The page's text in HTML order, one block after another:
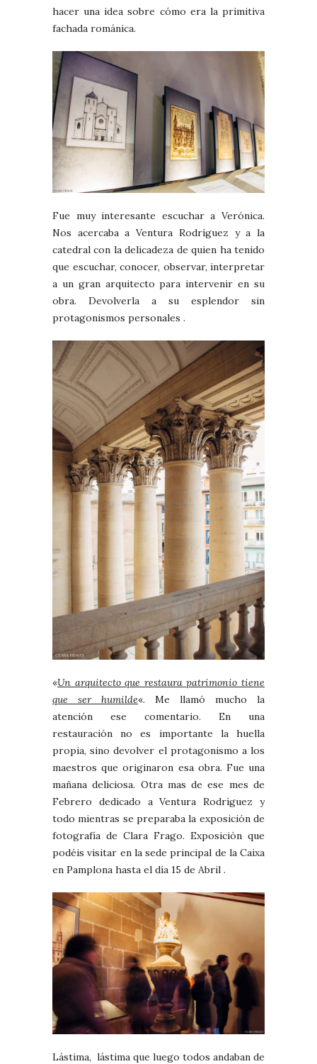
hacer una idea sobre cómo era la primitiva
fachada románica.
Fue muy interesante escuchar a Verónica.
Nos acercaba a Ventura Rodríguez y a la
catedral con la delicadeza de quien ha tenido
que escuchar, conocer, observar, interpretar
a un gran arquitecto para intervenir en su
obra. Devolverla a su esplendor sin
protagonismos personales .
«Un arquitecto que restaura patrimonio tiene
que ser humilde«. Me llamó mucho la
atención ese comentario. En una
restauración no es importante la huella
propia, sino devolver el protagonismo a los
maestros que originaron esa obra. Fue una
mañana deliciosa. Otra mas de ese mes de
Febrero dedicado a Ventura Rodríguez y
todo mientras se preparaba la exposición de
fotografía de Clara Frago. Exposición que
podéis visitar en la sede principal de la Caixa
en Pamplona hasta el día 15 de Abril .
Lástima, lástima que luego todos andaban de